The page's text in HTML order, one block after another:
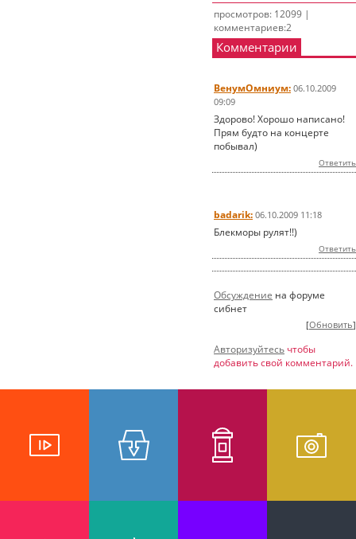
просмотров: 12099 |
комментариев:2
Комментарии
ВенумОмниум: 06.10.2009
09:09
Здорово! Хорошо написано!
Прям будто на концерте
побывал)
Ответить
badarik: 06.10.2009 11:18
Блекморы рулят!!)
Ответить
Обсуждение на форуме
сибнет
[Обновить]
Авторизуйтесь чтобы
добавить свой комментарий.